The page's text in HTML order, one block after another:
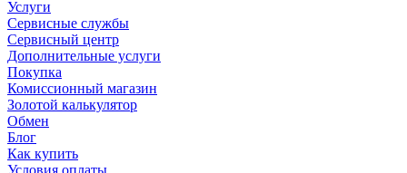
Услуги
Сервисные службы
Сервисный центр
Дополнительные услуги
Покупка
Комиссионный магазин
Золотой калькулятор
Обмен
Блог
Как купить
Условия оплаты